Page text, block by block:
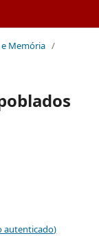
e Memória /
autenticado)